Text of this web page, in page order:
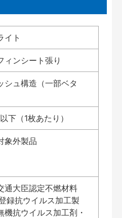
イト
ィンシート張り
シュ構造（一部ベタ
下（1枚あたり）
象外製品
通大臣認定不燃材料
録抗ウイルス加工製
機抗ウイルス加工剤・